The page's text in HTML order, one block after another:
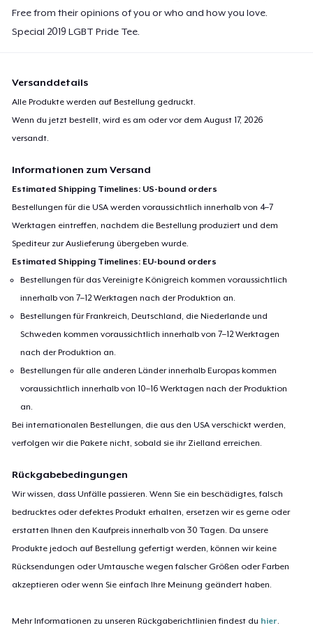
Free from their opinions of you or who and how you love.
Special 2019 LGBT Pride Tee.
Versanddetails
Alle Produkte werden auf Bestellung gedruckt.
Wenn du jetzt bestellt, wird es am oder vor demAugust 17, 2026
versandt.
Informationen zum Versand
Estimated Shipping Timelines: US-bound orders
Bestellungen für die USA werden voraussichtlich innerhalb von 4–7
Werktagen eintreffen, nachdem die Bestellung produziert und dem
Spediteur zur Auslieferung übergeben wurde.
Estimated Shipping Timelines: EU-bound orders
Bestellungen für das Vereinigte Königreich kommen voraussichtlich
innerhalb von 7–12 Werktagen nach der Produktion an.
Bestellungen für Frankreich, Deutschland, die Niederlande und
Schweden kommen voraussichtlich innerhalb von 7–12 Werktagen
nach der Produktion an.
Bestellungen für alle anderen Länder innerhalb Europas kommen
voraussichtlich innerhalb von 10–16 Werktagen nach der Produktion
an.
Bei internationalen Bestellungen, die aus den USA verschickt werden,
verfolgen wir die Pakete nicht, sobald sie ihr Zielland erreichen.
Rückgabebedingungen
Wir wissen, dass Unfälle passieren. Wenn Sie ein beschädigtes, falsch
bedrucktes oder defektes Produkt erhalten, ersetzen wir es gerne oder
erstatten Ihnen den Kaufpreis innerhalb von 30 Tagen. Da unsere
Produkte jedoch auf Bestellung gefertigt werden, können wir keine
Rücksendungen oder Umtausche wegen falscher Größen oder Farben
akzeptieren oder wenn Sie einfach Ihre Meinung geändert haben.
Mehr Informationen zu unseren Rückgaberichtlinien findest du hier.